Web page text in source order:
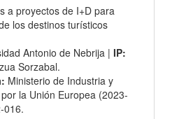
a proyectos de I+D para
los destinos turísticos
Antonio de Nebrija | IP:
Sorzabal.
Ministerio de Industria y
la Unión Europea (2023-
016.